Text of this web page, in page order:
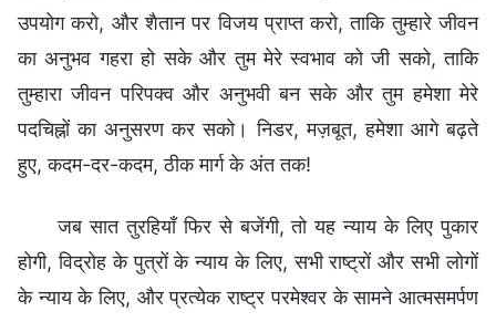
उपयोग करो, और शैतान पर विजय प्राप्त करो, ताकि तुम्हारे जीवन
का अनुभव गहरा हो सके और तुम मेरे स्वभाव को जी सको, ताकि
तुम्हारा जीवन परिपक्व और अनुभवी बन सके और तुम हमेशा मेरे
पदचिह्नों का अनुसरण कर सको। निडर, मज़बूत, हमेशा आगे बढ़ते
हुए, कदम-दर-कदम, ठीक मार्ग के अंत तक!
जब सात तुरहियाँ फिर से बजेंगी, तो यह न्याय के लिए पुकार
होगी, विद्रोह के पुत्रों के न्याय के लिए, सभी राष्ट्रों और सभी लोगों
के न्याय के लिए, और प्रत्येक राष्ट्र परमेश्वर के सामने आत्मसमर्पण